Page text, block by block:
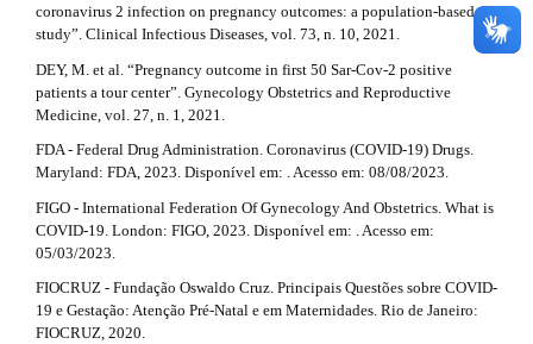
coronavirus 2 infection on pregnancy outcomes: a population-based
study”. Clinical Infectious Diseases, vol. 73, n. 10, 2021.
DEY, M. et al. “Pregnancy outcome in first 50 Sar-Cov-2 positive
patients a tour center”. Gynecology Obstetrics and Reproductive
Medicine, vol. 27, n. 1, 2021.
FDA - Federal Drug Administration. Coronavirus (COVID-19) Drugs.
Maryland: FDA, 2023. Disponível em: . Acesso em: 08/08/2023.
FIGO - International Federation Of Gynecology And Obstetrics. What is
COVID-19. London: FIGO, 2023. Disponível em: . Acesso em:
05/03/2023.
FIOCRUZ - Fundação Oswaldo Cruz. Principais Questões sobre COVID-
19 e Gestação: Atenção Pré-Natal e em Maternidades. Rio de Janeiro:
FIOCRUZ, 2020.